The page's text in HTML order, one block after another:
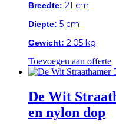
Breedte: 21 cm
Diepte: 5 cm
Gewicht: 2.05 kg
Toevoegen aan offerte
De Wit
en nylon dop